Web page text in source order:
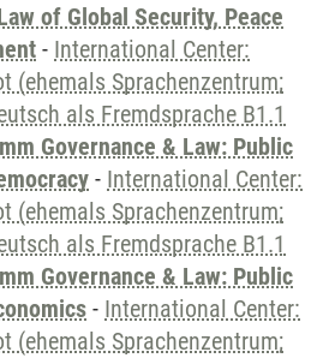
of Global Security, Peace
- International Center:
(ehemals Sprachenzentrum;
als Fremdsprache B1.1
Governance & Law: Public
- International Center:
(ehemals Sprachenzentrum;
als Fremdsprache B1.1
Governance & Law: Public
- International Center:
(ehemals Sprachenzentrum;